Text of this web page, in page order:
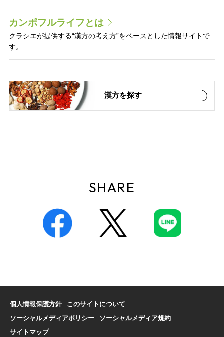
カンポフルライフとは
クラシエが提供する“漢方の考え方”をベースとした情報サイトで
す。
漢方を探す
SHARE
個人情報保護方針
このサイトについて
ソーシャルメディアポリシー
ソーシャルメディア規約
サイトマップ